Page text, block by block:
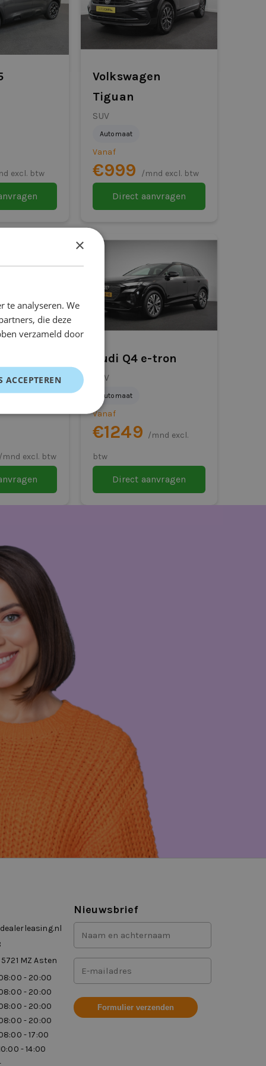
excl. btw
Volkswagen
Tiguan
SUV
Automaat
Vanaf
€999 /mnd excl. btw
Direct aanvragen
motor
/mnd excl. btw
Audi Q4 e-tron
SUV
Automaat
Vanaf
€1249 /mnd excl.
btw
Direct aanvragen
MZ Asten
- 20:00
- 20:00
- 20:00
- 20:00
- 17:00
- 14:00
Nieuwsbrief
en
(Vereist)
×
te analyseren. We
die deze
verzameld door
ACCEPTEREN